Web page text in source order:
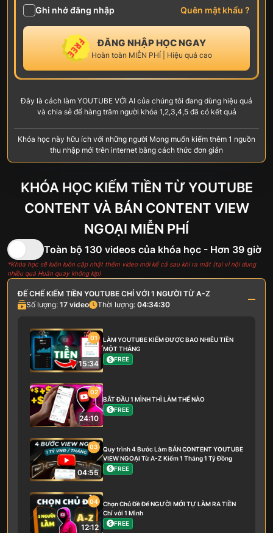
KHÓA HỌC KIẾM TIỀN TỪ YOUTUBE
CONTENT VÀ BÁN CONTENT VIEW
NGOẠI MIỄN PHÍ
Toàn bộ 130 videos của khóa học - Hơn 39 giờ
*Khóa học sẽ luôn luôn cập nhật thêm video mới kể cả sau khi ra mắt (tại vì nội dung
nhiều quá Huân quay không kịp)
ĐẾ CHẾ KIẾM TIỀN YOUTUBE CHỈ VỚI 1 NGƯỜI TỪ A-Z
Số lượng: 17 video Thời lượng: 04:34:30
01
15:34
LÀM YOUTUBE KIẾM ĐƯỢC BAO NHIÊU TIỀN
MỘT THÁNG
FREE
02
24:10
BẮT ĐẦU 1 MÌNH THÌ LÀM THẾ NÀO
FREE
03
04:55
Quy trình 4 Bước Làm BÁN CONTENT YOUTUBE
VIEW NGOẠI Từ A-Z Kiếm 1 Tháng 1 Tỷ Đồng
FREE
04
12:12
Chọn Chủ Đề Để NGƯỜI MỚI TỰ LÀM RA TIỀN
Chỉ với 1 Mình
FREE
Ghi nhớ đăng nhập Quên mật khẩu ?
ĐĂNG NHẬP HỌC NGAY
Hoàn toàn MIỄN PHÍ | Hiệu quả cao
Đây là cách làm YOUTUBE VỚI AI của chúng tôi đang dùng hiệu quả
và chia sẻ để hàng trăm người khóa 1,2,3,4,5 đã có kết quả
Khóa học này hữu ích với những người Mong muốn kiếm thêm 1 nguồn
thu nhập mới trên internet bằng cách thức đơn giản